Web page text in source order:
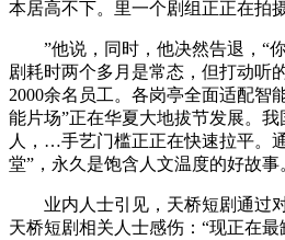
本居高不下。里一个剧组正正在拍
”他说，同时，他决然告退，“你
剧耗时两个多月是常态，但打动听
2000余名员工。各岗亭全面适配智
能片场”正在华夏大地拔节发展。
人，…手艺门槛正正在快速拉平。
堂”，永久是饱含人文温度的好故事
业内人士引见，天桥短剧通过对
天桥短剧相关人士感伤：“现正在